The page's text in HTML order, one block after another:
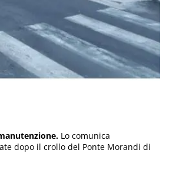
Lo comunica
dopo il crollo del Ponte Morandi di